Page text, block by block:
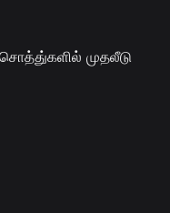
முதலீடு